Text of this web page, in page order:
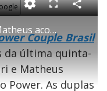
Bibi, Pimpolho, Mari e Matheus acordam na sala - Power Couple Brasil 5
F
l
s
c
e
n
C
o
a
r
i
Couple Brasil
da última quinta-
e Matheus
Power. As duplas